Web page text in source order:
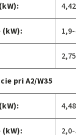
4,42
2,75
pri A2/W35
4,48